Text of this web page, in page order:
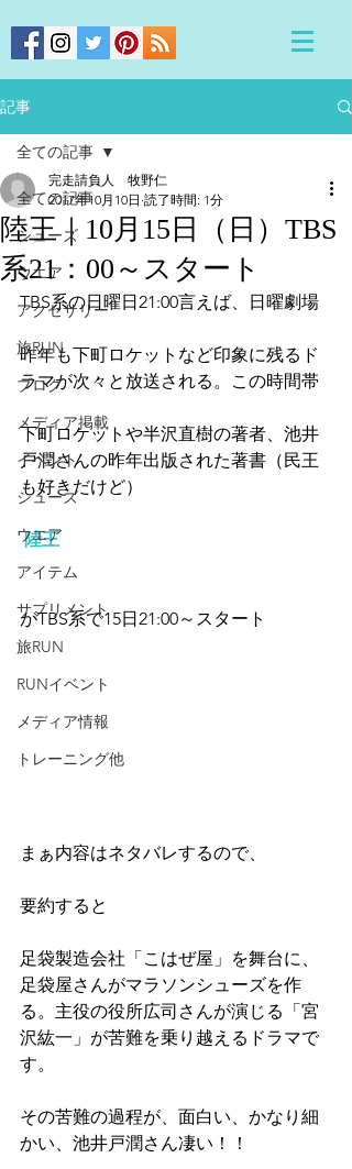
記事
全ての記事
シューズ
ウエア
アクセサリー
旅RUN
ブログ
メディア掲載
イベント
シューズ
ウエア
アイテム
サプリメント
旅RUN
RUNイベント
メディア情報
トレーニング他
全ての記事
陸王｜10月15日（日）TBS
系21：00～スタート
完走請負人 牧野仁
2017年10月10日 読了時間: 1分
TBS系の日曜日21:00言えば、日曜劇場
昨年も下町ロケットなど印象に残るド
ラマが次々と放送される。この時間帯
下町ロケットや半沢直樹の著者、池井
戸潤さんの昨年出版された著書（民王
も好きだけど）
陸王
がTBS系で15日21:00～スタート
まぁ内容はネタバレするので、
要約すると
足袋製造会社「こはぜ屋」を舞台に、
足袋屋さんがマラソンシューズを作
る。主役の役所広司さんが演じる「宮
沢紘一」が苦難を乗り越えるドラマで
す。
その苦難の過程が、面白い、かなり細
かい、池井戸潤さん凄い！！